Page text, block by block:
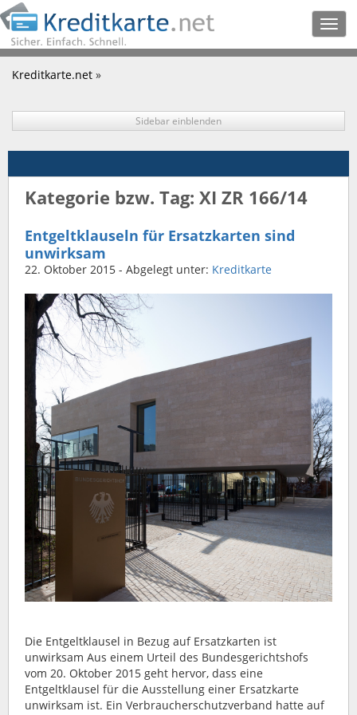
Kreditkarte.net »
Sidebar einblenden
Kategorie bzw. Tag: XI ZR 166/14
Entgeltklauseln für Ersatzkarten sind
unwirksam
22. Oktober 2015 - Abgelegt unter: Kreditkarte
Die Entgeltklausel in Bezug auf Ersatzkarten ist
unwirksam Aus einem Urteil des Bundesgerichtshofs
vom 20. Oktober 2015 geht hervor, dass eine
Entgeltklausel für die Ausstellung einer Ersatzkarte
unwirksam ist. Ein Verbraucherschutzverband hatte auf